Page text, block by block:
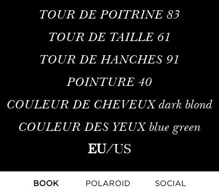
TOUR DE POITRINE 83
TOUR DE TAILLE 61
TOUR DE HANCHES 91
POINTURE 40
COULEUR DE CHEVEUXdark blond
COULEUR DES YEUXblue green
EU/US
BOOK POLAROID
SOCIAL